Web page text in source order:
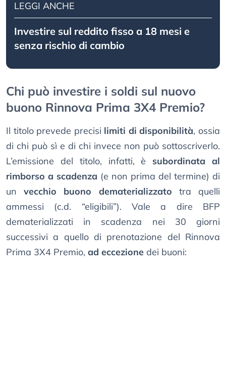
LEGGI ANCHE
Investire sul reddito fisso a 18 mesi e
senza rischio di cambio
Chi può investire i soldi sul nuovo
buono Rinnova Prima 3X4 Premio?
Il titolo prevede precisi limiti di disponibilità, ossia
di chi può sì e di chi invece non può sottoscriverlo.
L’emissione del titolo, infatti, è subordinata al
rimborso a scadenza (e non prima del termine) di
unvecchio buono dematerializzato tra quelli
ammessi (c.d. “eligibili”). Vale a dire BFP
dematerializzati in scadenza nei 30 giorni
successivi a quello di prenotazione del Rinnova
Prima 3X4 Premio, ad eccezione dei buoni: